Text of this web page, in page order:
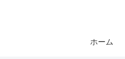
ホーム